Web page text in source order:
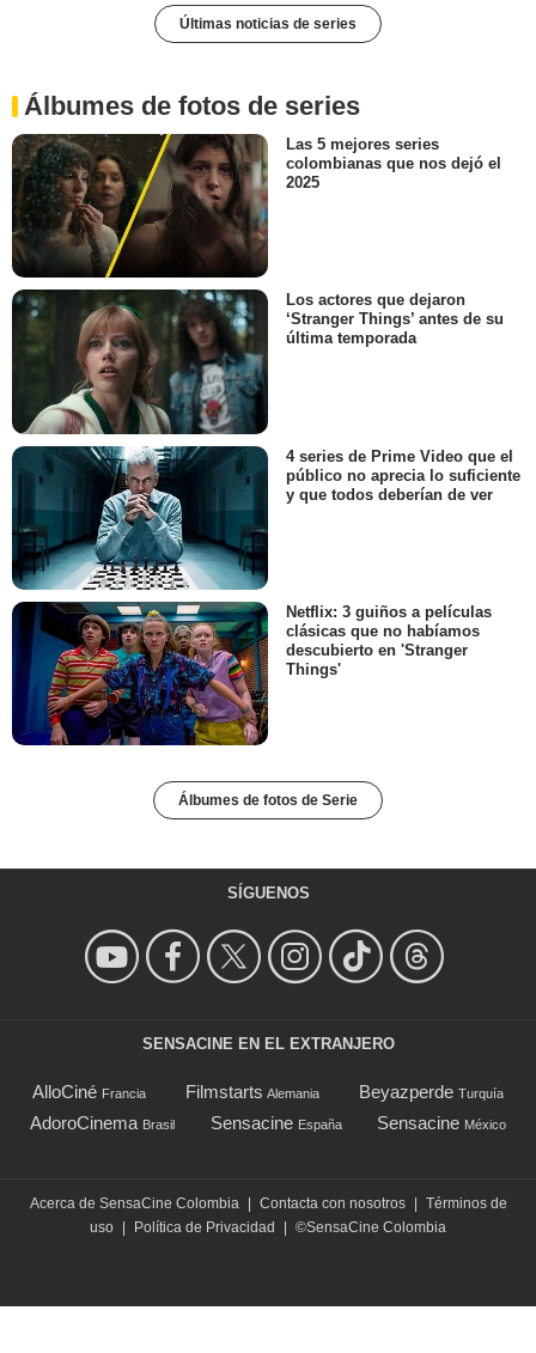
Últimas noticias de series
Álbumes de fotos de series
Las 5 mejores series
colombianas que nos dejó el
2025
Los actores que dejaron
‘Stranger Things’ antes de su
última temporada
4 series de Prime Video que el
público no aprecia lo suficiente
y que todos deberían de ver
Netflix: 3 guiños a películas
clásicas que no habíamos
descubierto en 'Stranger
Things'
Álbumes de fotos de Serie
SÍGUENOS
SENSACINE EN EL EXTRANJERO
AlloCiné Francia Filmstarts Alemania Beyazperde Turquía
AdoroCinema Brasil Sensacine España Sensacine México
Acerca de SensaCine Colombia Contacta con nosotros
Términos de
uso
Política de Privacidad ©SensaCine Colombia